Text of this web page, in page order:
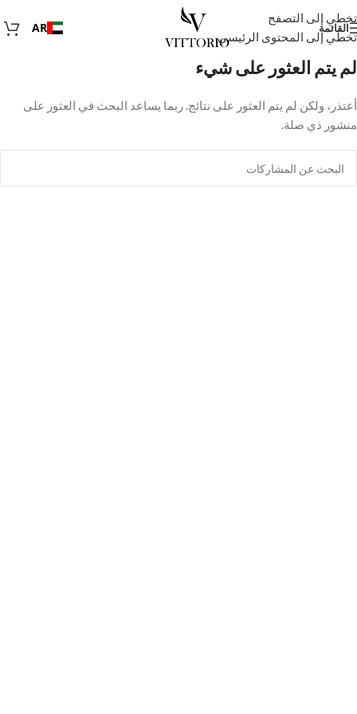
تخطي إلى التصفح
تخطي إلى المحتوى الرئيسي
القائمة AR
لم يتم العثور على شيء
أعتذر، ولكن لم يتم العثور على نتائج. ربما يساعد البحث في العثور على
منشور ذي صلة.